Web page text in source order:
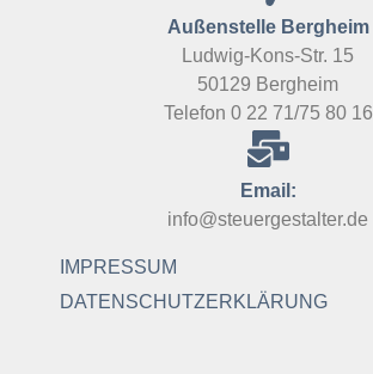
Außenstelle Bergheim
Ludwig-Kons-Str. 15
50129 Bergheim
Telefon 0 22 71/75 80 16
Email:
info@steuergestalter.de
IMPRESSUM
DATENSCHUTZERKLÄRUNG